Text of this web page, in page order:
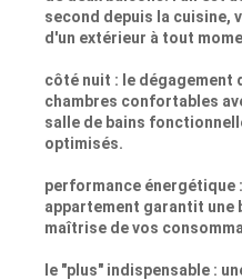
second depuis la cuisine,
d'un extérieur à tout
côté nuit : le dégagement
chambres confortables
salle de bains
optimisés.
performance énergétique
appartement garantit une
maîtrise de vos
le "plus" indispensable :